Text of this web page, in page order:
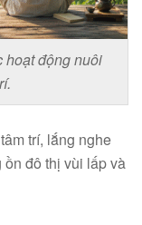
hoạt động nuôi
trí, lắng nghe
đô thị vùi lấp và